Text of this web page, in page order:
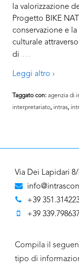
la valorizzazione
Progetto BIKE
conservazione e
culturale
di …
Leggi altro ›
Taggato con: agenzia di
interpretariato, intras,
Via Dei Lapidari
+39
+39
Compila il
tipo di